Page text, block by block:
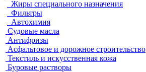
Жиры специального назначения
Фильтры
Автохимия
Судовые масла
Антифризы
Асфальтовое и дорожное строительство
Текстиль и искусственная кожа
Буровые растворы